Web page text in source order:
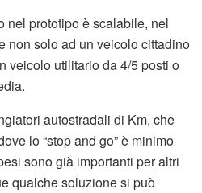
nel prototipo è scalabile, nel
non solo ad un veicolo cittadino
veicolo utilitario da 4/5 posti o
autostradali di Km, che
lo “stop and go” è minimo
sono già importanti per altri
qualche soluzione si può